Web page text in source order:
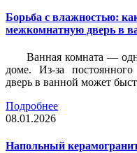
Борьба с влажностью:
межкомнатную дверь в
Ванная комната —
доме. Из-за
дверь в ванной может
Подробнее
08.01.2026
Напольный